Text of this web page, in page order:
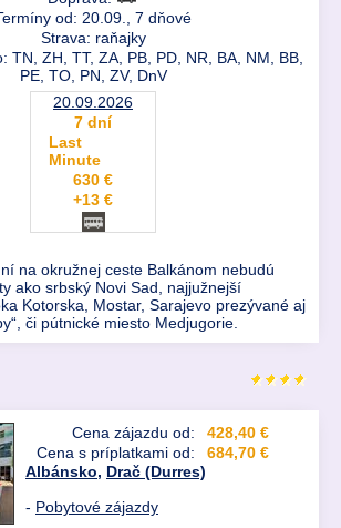
od: 20.09., 7 dňové
Strava: raňajky
TN, ZH, TT, ZA, PB, PD, NR, BA, NM, BB,
PE, TO, PN, ZV, DnV
20.09.2026
7 dní
Last
Minute
630 €
+13 €
na okružnej ceste Balkánom nebudú
ako srbský Novi Sad, najjužnejší
Kotorska, Mostar, Sarajevo prezývané aj
či pútnické miesto Medjugorie.
Cena zájazdu od:
428,40 €
Cena s príplatkami od:
684,70 €
Albánsko, Drač (Durres)
- Pobytové zájazdy